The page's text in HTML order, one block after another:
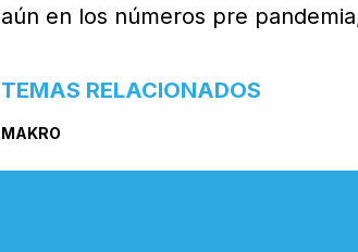
aún en los números pre
TEMAS RELACIONADOS
MAKRO